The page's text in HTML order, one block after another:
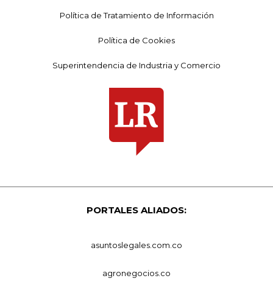
Política de Tratamiento de Información
Política de Cookies
Superintendencia de Industria y Comercio
PORTALES ALIADOS:
asuntoslegales.com.co
agronegocios.co